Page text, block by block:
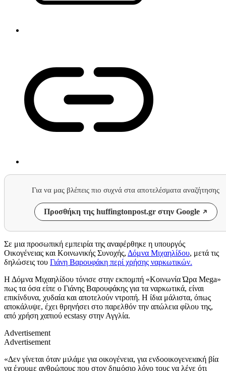
Για να μας βλέπεις πιο συχνά στα αποτελέσματα αναζήτησης
Προσθήκη της huffingtonpost.gr στην Google
Σε μια προσωπική εμπειρία της αναφέρθηκε η υπουργός
Οικογένειας και Κοινωνικής Συνοχής, Δόμνα Μιχαηλίδου, μετά τις
δηλώσεις του Γιάνη Βαρουφάκη περί χρήσης ναρκωτικών.
Η Δόμνα Μιχαηλίδου τόνισε στην εκπομπή «Κοινωνία Ώρα Mega»
πως τα όσα είπε ο Γιάνης Βαρουφάκης για τα ναρκωτικά, είναι
επικίνδυνα, χυδαία και αποτελούν ντροπή. Η ίδια μάλιστα, όπως
αποκάλυψε, έχει θρηνήσει στο παρελθόν την απώλεια φίλου της,
από χρήση χαπιού ecstasy στην Αγγλία.
Advertisement
Advertisement
«Δεν γίνεται όταν μιλάμε για οικογένεια, για ενδοοικογενειακή βία
να έχουμε ανθρώπους που στον δημόσιο λόγο τους να λένε ότι